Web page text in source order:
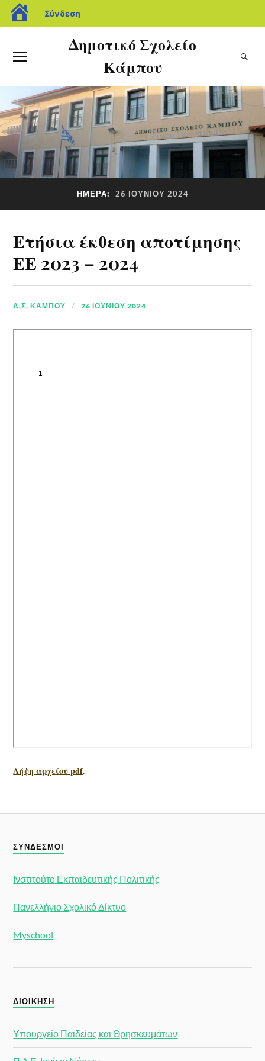
Σύνδεση
Δημοτικό Σχολείο
Κάμπου
ΗΜΈΡΑ: 26 ΙΟΥΝΊΟΥ 2024
Ετήσια έκθεση αποτίμησης
ΕΕ 2023 – 2024
Δ.Σ. ΚΆΜΠΟΥ 26 ΙΟΥΝΊΟΥ 2024
Λήψη αρχείου pdf.
ΣΎΝΔΕΣΜΟΙ
Ινστιτούτο Εκπαιδευτικής Πολιτικής
Πανελλήνιο Σχολικό Δίκτυο
Myschool
ΔΙΟΊΚΗΣΗ
Υπουργείο Παιδείας και Θρησκευμάτων